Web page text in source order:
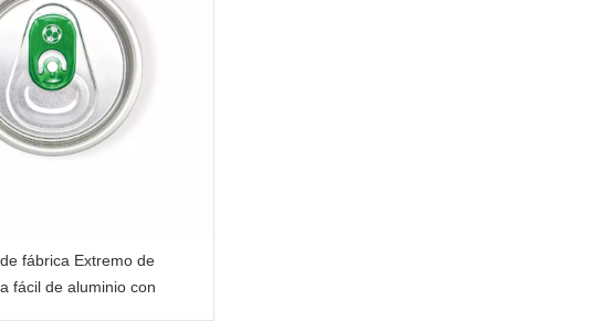
fábrica Extremo de
fácil de aluminio con